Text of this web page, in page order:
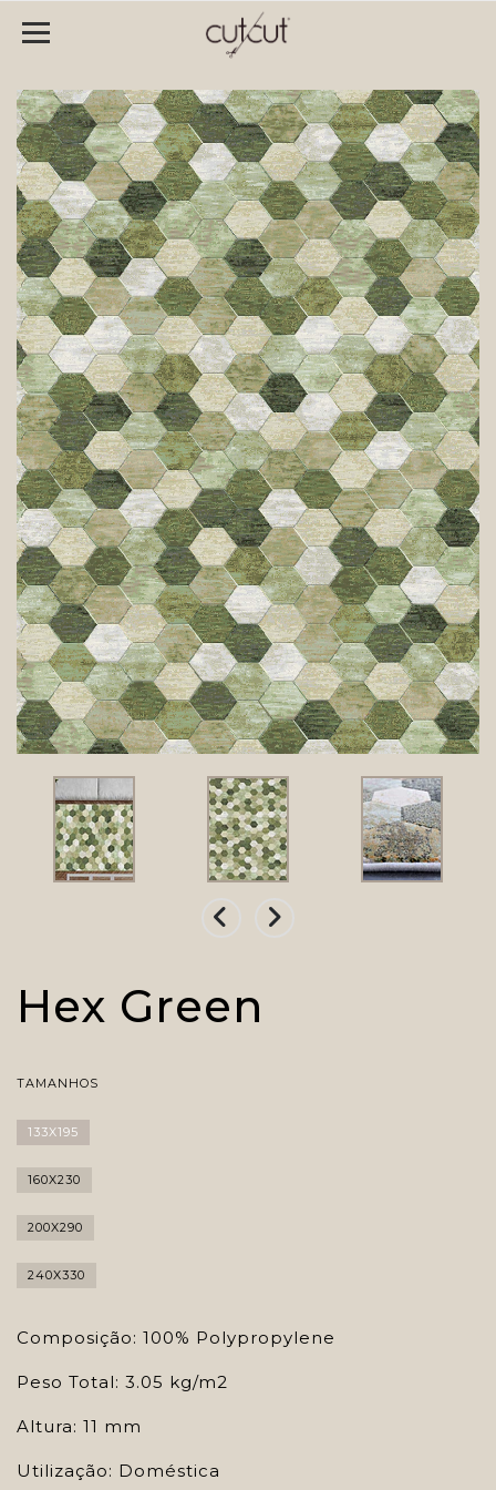
Hex Green
TAMANHOS
133X195
160X230
200X290
240X330
Composição: 100% Polypropylene
Peso Total: 3.05 kg/m2
Altura: 11 mm
Utilização: Doméstica